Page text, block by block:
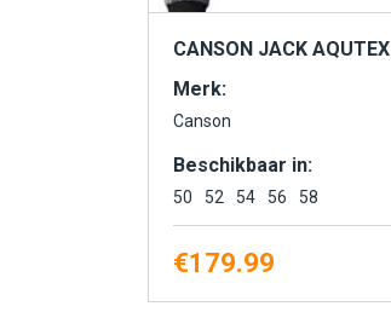
CANSON JACK AQUTEX
Merk:
Canson
Beschikbaar in:
50 52 54 56 58
€179.99